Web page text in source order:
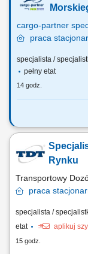
faktur) współpraca z
cargo-partner
praca
specjalista /
pełny etat
14 godz.
Do Twoich
sprawdzanie
faktur) współpraca z
Rynku
Transportowy
praca
specjalista /
etat
aplikuj
15 godz.